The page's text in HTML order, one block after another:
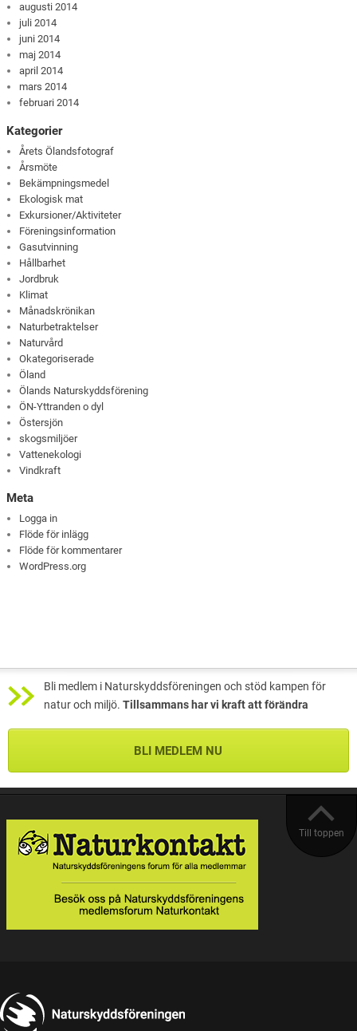
augusti 2014
juli 2014
juni 2014
maj 2014
april 2014
mars 2014
februari 2014
Kategorier
Årets Ölandsfotograf
Årsmöte
Bekämpningsmedel
Ekologisk mat
Exkursioner/Aktiviteter
Föreningsinformation
Gasutvinning
Hållbarhet
Jordbruk
Klimat
Månadskrönikan
Naturbetraktelser
Naturvård
Okategoriserade
Öland
Ölands Naturskyddsförening
ÖN-Yttranden o dyl
Östersjön
skogsmiljöer
Vattenekologi
Vindkraft
Meta
Logga in
Flöde för inlägg
Flöde för kommentarer
WordPress.org
Bli medlem i Naturskyddsföreningen och stöd kampen för
natur och miljö. Tillsammans har vi kraft att förändra
BLI MEDLEM NU
Till toppen